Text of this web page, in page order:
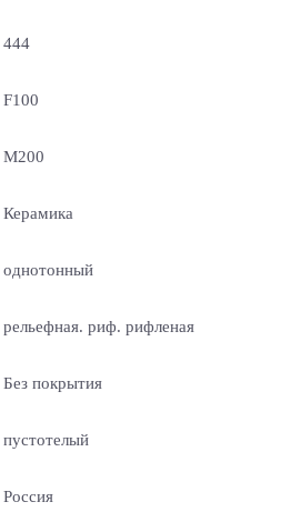
444
F100
М200
Керамика
однотонный
рельефная. риф. рифленая
Без покрытия
пустотелый
Россия